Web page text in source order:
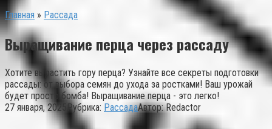
Главная » Рассада
Выращивание перца через рассаду
Хотите вырастить гору перца? Узнайте все секреты подготовки
рассады: от выбора семян до ухода за ростками! Ваш урожай
будет просто бомба! Выращивание перца - это легко!
27 января, 2025 Рубрика: РассадаАвтор: Redactor